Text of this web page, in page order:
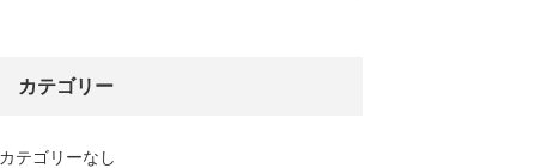
カテゴリー
テゴリーなし